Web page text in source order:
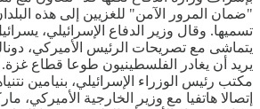
"ضمان المرور الآمن" للغزيين إلى هذه
تسميها. وقال وزير الدفاع الإسرائيلي،
يتماشى مع تصريحات الرئيس الأميركي،
يريد أن يغادر الفلسطينيون طوعا قطاع
مكتب رئيس الوزراء الإسرائيلي، بنيامين
إتصالا هاتفيا مع وزير الخارجية الأميركي،